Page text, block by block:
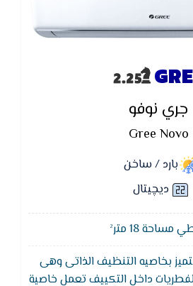
جري نوفو
Gree Novo
بارد / ساخن
ديچيتال
مساحة 18 متر²
بخاصيه التنظيف الذاتى وهى
داخل التكييف تعمل خاصية